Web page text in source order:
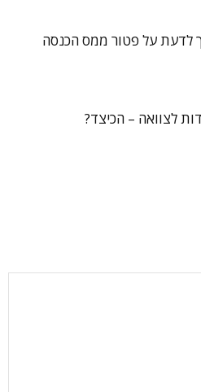
לדעת על פטור ממס הכנסה
לצוואה – הכיצד?